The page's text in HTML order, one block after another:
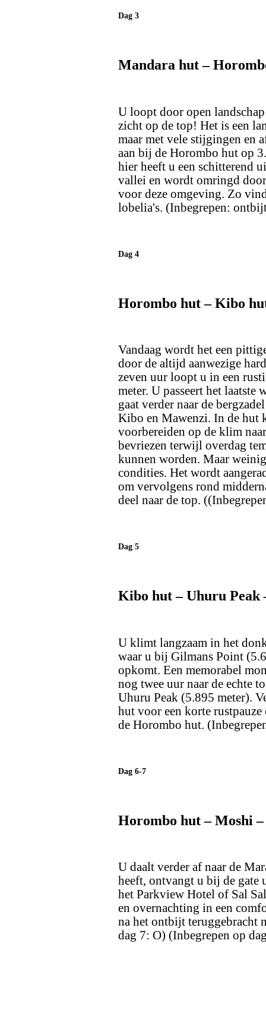
Dag 3
Mandara hut –
U loopt door open
zicht op de top! Het is een
maar met vele stijgingen en
aan bij de Horombo hut op
hier heeft u een schitterend
vallei en wordt omringd
voor deze omgeving. Zo
lobelia's. (Inbegrepen:
Dag 4
Horombo hut – Kibo
Vandaag wordt het een
door de ­altijd aanwezige
zeven uur loopt u in een
meter. U passeert het laatste
gaat verder naar de
Kibo en Mawenzi. In de hut
voorbereiden op de klim
bevriezen terwijl overdag
kunnen worden. Maar
condities. Het wordt
om vervolgens rond
deel naar de top. (
Dag 5
Kibo hut – Uhuru Peak
U klimt langzaam in het
waar u bij Gilmans Point
opkomt. Een memorabel
nog twee uur naar de echte
Uhuru Peak (5.895 meter).
hut voor een korte
de Horombo hut.
Dag 6-7
Horombo hut – Moshi
U daalt verder af naar de
heeft, ontvangt u bij de gate
het Parkview Hotel of Sal
en overnachting in een
na het ontbijt teruggebracht
dag 7: O) (Inbegrepen op